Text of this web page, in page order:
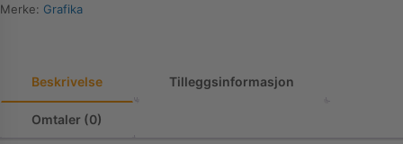
Merke: Grafika
Beskrivelse Tilleggsinformasjon
Omtaler (0)